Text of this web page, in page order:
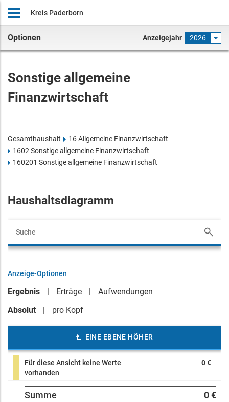
Kreis Paderborn
Optionen Anzeigejahr 2026
Sonstige allgemeine
Finanzwirtschaft
Gesamthaushalt
16 Allgemeine Finanzwirtschaft
1602 Sonstige allgemeine Finanzwirtschaft
160201 Sonstige allgemeine Finanzwirtschaft
Haushaltsdiagramm
Anzeige-Optionen
Ergebnis Erträge
Aufwendungen
Absolut
pro Kopf
EINE EBENE HÖHER
Für diese Ansicht keine Werte
vorhanden
0 €
Summe 0 €